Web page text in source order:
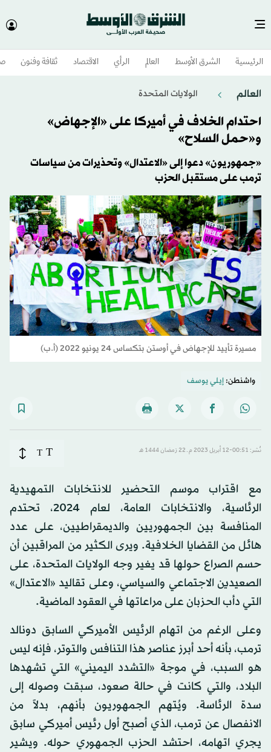
الرئيسية الشرق الأوسط​ العالم الرأي الاقتصاد ثقافة وفنون
العالم الولايات المتحدة​
احتدام الخلاف في أميركا على «الإجهاض»
و«حمل السلاح»
«جمهوريون» دعوا إلى «الاعتدال» وتحذيرات من سياسات
ترمب على مستقبل الحزب
مسيرة تأييد للإجهاض في أوستن بتكساس 24 يونيو 2022 (أ.ب)
واشنطن:إيلي يوسف
نُشر: 00:51-12 أبريل 2023 م ـ 22 رَمضان 1444 هـ T
T
مع اقتراب موسم التحضير للانتخابات التمهيدية
الرئاسية، والانتخابات العامة، لعام 2024، تحتدم
المنافسة بين الجمهوريين والديمقراطيين، على عدد
هائل من القضايا الخلافية. ويرى الكثير من المراقبين أن
حسم الصراع حولها قد يغير وجه الولايات المتحدة، على
الصعيدين الاجتماعي والسياسي، وعلى تقاليد «الاعتدال»
التي دأب الحزبان على مراعاتها في العقود الماضية.
وعلى الرغم من اتهام الرئيس الأميركي السابق دونالد
ترمب، بأنه أحد أبرز عناصر هذا التنافس والتوتر، فإنه ليس
هو السبب، في موجة «التشدد اليميني» التي تشهدها
البلاد، والتي كانت في حالة صعود، سبقت وصوله إلى
سدة الرئاسة. ويُتهم الجمهوريون بأنهم، بدلاً من
الانفصال عن ترمب، الذي أصبح أول رئيس أميركي سابق
يجري اتهامه، احتشد الحزب الجمهوري حوله. ويشير